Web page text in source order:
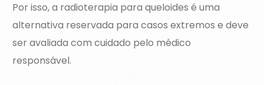
Por isso, a radioterapia para queloides é uma
alternativa reservada para casos extremos e deve
ser avaliada com cuidado pelo médico
responsável.